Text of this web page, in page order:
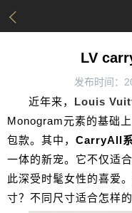
LV
发布时间：
近年来， Louis
Monogram元素的基础
包款。其中， CarryAll
一体的新宠。它不仅适
此深受时髦女性的喜爱。
寸？不同尺寸适合怎样的